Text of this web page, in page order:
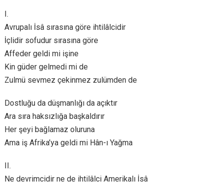
I.
Avrupalı İsâ sırasına göre ihtilâlcidir
İçlidir sofudur sırasına göre
Affeder geldi mi işine
Kin güder gelmedi mi de
Zulmü sevmez çekinmez zulümden de
Dostluğu da düşmanlığı da açıktır
Ara sıra haksızlığa başkaldırır
Her şeyi bağlamaz oluruna
Ama iş Afrika’ya geldi mi Hân-ı Yağma
II.
Ne devrimcidir ne de ihtilâlci Amerikalı İsâ